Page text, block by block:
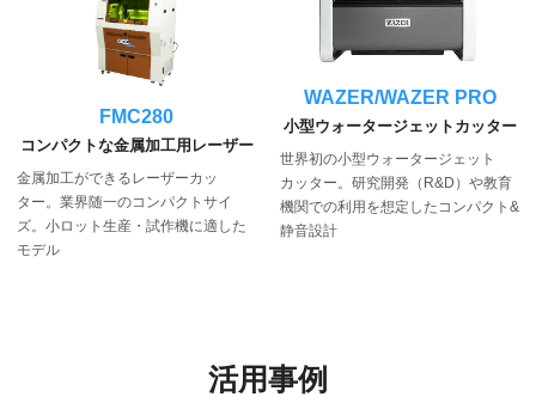
FMC280
コンパクトな金属加工用レーザー
金属加工ができるレーザーカッ
ター。業界随一のコンパクトサイ
ズ。小ロット生産・試作機に適した
モデル
WAZER/WAZER PRO
小型ウォータージェットカッター
世界初の小型ウォータージェット
カッター。研究開発（R&D）や教育
機関での利用を想定したコンパクト&
静音設計
活用事例